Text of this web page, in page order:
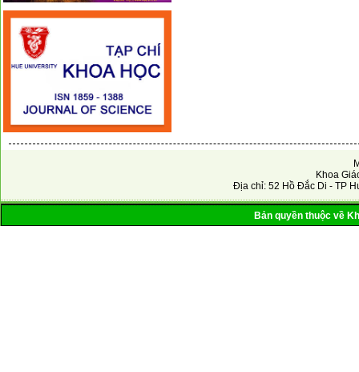
Khoa
Địa chỉ: 52 Hồ Đắc Di - TP
Bản quyền thuộc về